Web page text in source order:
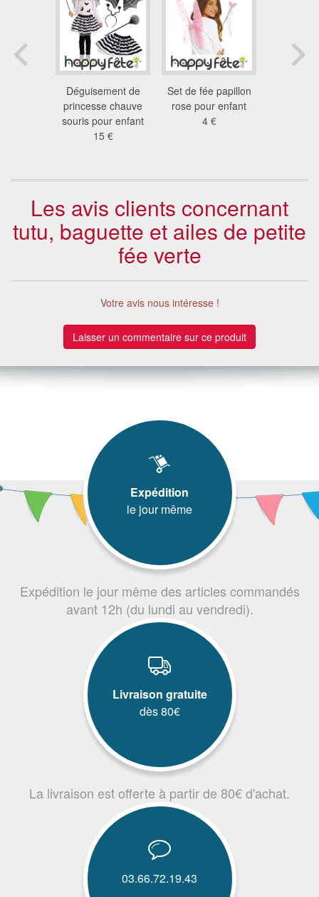
Déguisement de
princesse chauve
souris pour enfant
15 €
Set de fée papillon
rose pour enfant
4 €
Les avis clients concernant
tutu, baguette et ailes de petite
fée verte
Votre avis nous intéresse !
Laisser un commentaire sur ce produit
Expédition
le jour même
Expédition le jour même des articles commandés
avant 12h (du lundi au vendredi).
Livraison gratuite
dès 80€
La livraison est offerte à partir de 80€ d'achat.
03.66.72.19.43